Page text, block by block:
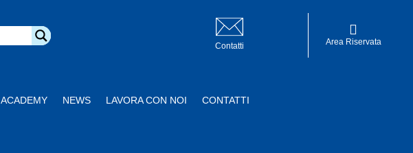
Contatti Area Riservata
ACADEMY NEWS LAVORA CON NOI CONTATTI